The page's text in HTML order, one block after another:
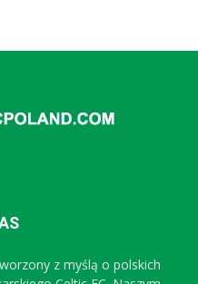
z myślą o polskich